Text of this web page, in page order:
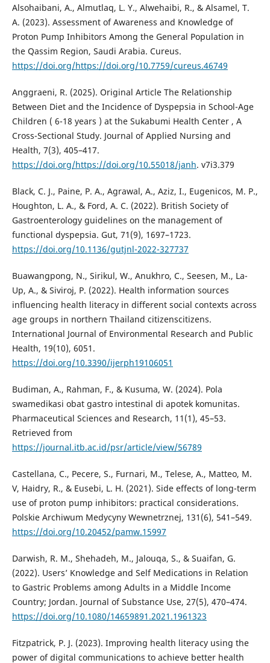
Alsohaibani, A., Almutlaq, L. Y., Alwehaibi, R., & Alsamel, T.
A. (2023). Assessment of Awareness and Knowledge of
Proton Pump Inhibitors Among the General Population in
the Qassim Region, Saudi Arabia. Cureus.
https://doi.org/https://doi.org/10.7759/cureus.46749
Anggraeni, R. (2025). Original Article The Relationship
Between Diet and the Incidence of Dyspepsia in School-Age
Children ( 6-18 years ) at the Sukabumi Health Center , A
Cross-Sectional Study. Journal of Applied Nursing and
Health, 7(3), 405–417.
https://doi.org/https://doi.org/10.55018/janh. v7i3.379
Black, C. J., Paine, P. A., Agrawal, A., Aziz, I., Eugenicos, M. P.,
Houghton, L. A., & Ford, A. C. (2022). British Society of
Gastroenterology guidelines on the management of
functional dyspepsia. Gut, 71(9), 1697–1723.
https://doi.org/10.1136/gutjnl-2022-327737
Buawangpong, N., Sirikul, W., Anukhro, C., Seesen, M., La-
Up, A., & Siviroj, P. (2022). Health information sources
influencing health literacy in different social contexts across
age groups in northern Thailand citizenscitizens.
International Journal of Environmental Research and Public
Health, 19(10), 6051.
https://doi.org/10.3390/ijerph19106051
Budiman, A., Rahman, F., & Kusuma, W. (2024). Pola
swamedikasi obat gastro intestinal di apotek komunitas.
Pharmaceutical Sciences and Research, 11(1), 45–53.
Retrieved from
https://journal.itb.ac.id/psr/article/view/56789
Castellana, C., Pecere, S., Furnari, M., Telese, A., Matteo, M.
V, Haidry, R., & Eusebi, L. H. (2021). Side effects of long-term
use of proton pump inhibitors: practical considerations.
Polskie Archiwum Medycyny Wewnetrznej, 131(6), 541–549.
https://doi.org/10.20452/pamw.15997
Darwish, R. M., Shehadeh, M., Jalouqa, S., & Suaifan, G.
(2022). Users’ Knowledge and Self Medications in Relation
to Gastric Problems among Adults in a Middle Income
Country; Jordan. Journal of Substance Use, 27(5), 470–474.
https://doi.org/10.1080/14659891.2021.1961323
Fitzpatrick, P. J. (2023). Improving health literacy using the
power of digital communications to achieve better health